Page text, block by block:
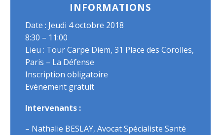
INFORMATIONS
Date : Jeudi 4 octobre 2018
8:30 – 11:00
Lieu : Tour Carpe Diem, 31 Place des Corolles,
Paris – La Défense
Inscription obligatoire
Evénement gratuit
Intervenants :
– Nathalie BESLAY, Avocat Spécialiste Santé